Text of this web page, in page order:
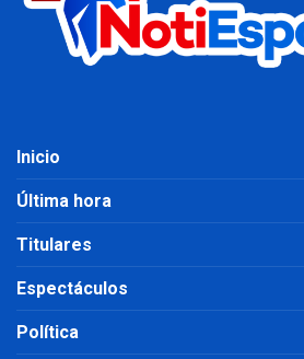
Inicio
Última hora
Titulares
Espectáculos
Política